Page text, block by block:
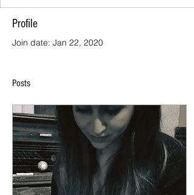
Profile
Join date: Jan 22, 2020
Posts